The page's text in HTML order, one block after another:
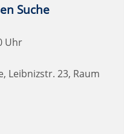
Suche
Uhr
Leibnizstr. 23, Raum